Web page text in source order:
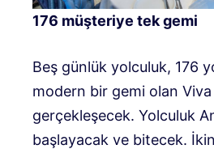
176 müşteriye tek gemi
Beş günlük yolculuk, 176
modern bir gemi olan Viva
gerçekleşecek. Yolculuk
başlayacak ve bitecek.